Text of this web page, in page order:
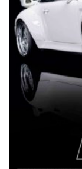
12 Jahre
culture:
neue
auf
23. Juni